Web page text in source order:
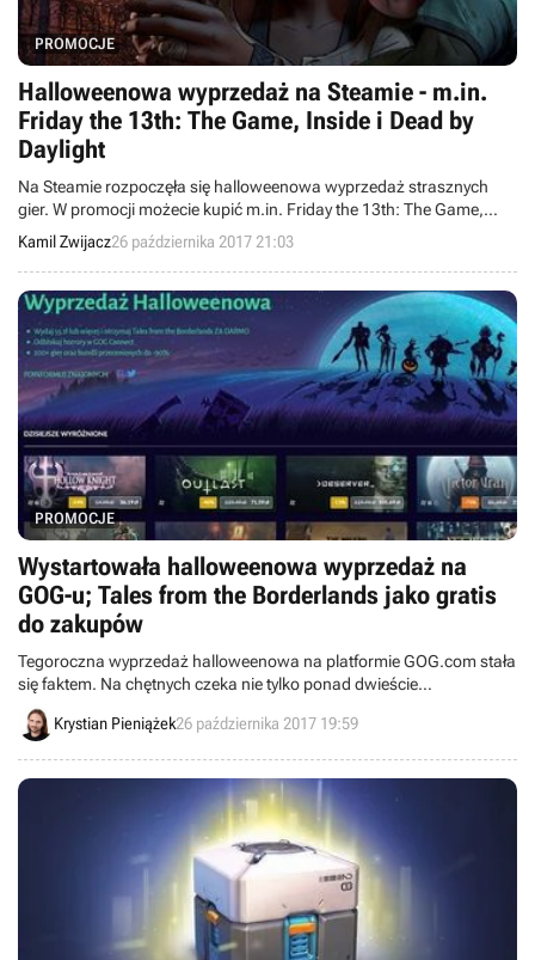
PROMOCJE
Halloweenowa wyprzedaż na Steamie - m.in.
Friday the 13th: The Game, Inside i Dead by
Daylight
Na Steamie rozpoczęła się halloweenowa wyprzedaż strasznych
gier. W promocji możecie kupić m.in. Friday the 13th: The Game,
Inside i Dead by Daylight.
Kamil Zwijacz26 października 2017 21:03
PROMOCJE
Wystartowała halloweenowa wyprzedaż na
GOG-u; Tales from the Borderlands jako gratis
do zakupów
Tegoroczna wyprzedaż halloweenowa na platformie GOG.com stała
się faktem. Na chętnych czeka nie tylko ponad dwieście
przecenionych gier i pakietów, lecz również możliwość zdobycia
Tales from the Borderlands: A Telltale Games Series za darmo (w
Krystian Pieniążek26 października 2017 19:59